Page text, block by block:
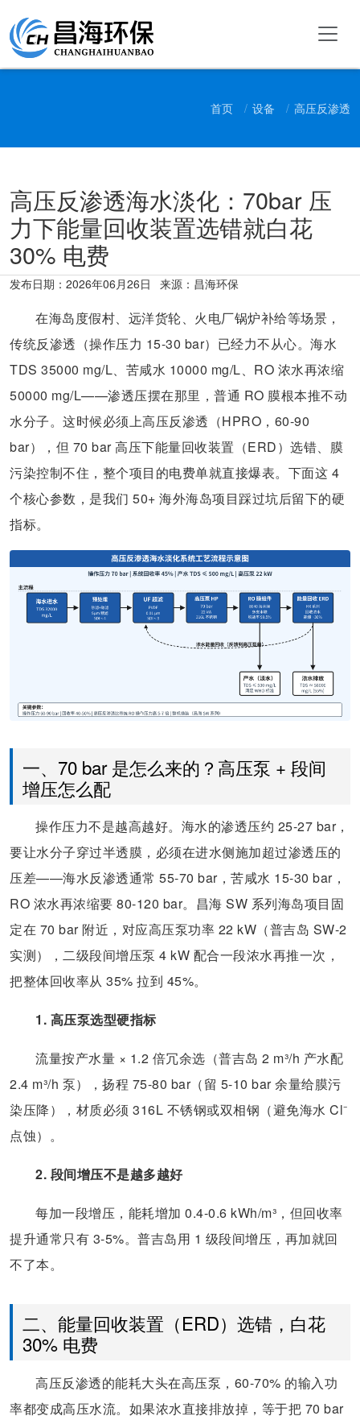
首页 设备 高压反渗透
高压反渗透海水淡化：70bar 压
力下能量回收装置选错就白花
30% 电费
发布日期： 2026年06月26日 来源：昌海环保
在海岛度假村、远洋货轮、火电厂锅炉补给等场景，
传统反渗透（操作压力 15-30 bar）已经力不从心。海水
TDS 35000 mg/L、苦咸水 10000 mg/L、RO 浓水再浓缩
50000 mg/L——渗透压摆在那里，普通 RO 膜根本推不动
水分子。这时候必须上高压反渗透（HPRO，60-90
bar），但 70 bar 高压下能量回收装置（ERD）选错、膜
污染控制不住，整个项目的电费单就直接爆表。下面这 4
个核心参数，是我们 50+ 海外海岛项目踩过坑后留下的硬
指标。
一、70 bar 是怎么来的？高压泵 + 段间
增压怎么配
操作压力不是越高越好。海水的渗透压约 25-27 bar，
要让水分子穿过半透膜，必须在进水侧施加超过渗透压的
压差——海水反渗透通常 55-70 bar，苦咸水 15-30 bar，
RO 浓水再浓缩要 80-120 bar。昌海 SW 系列海岛项目固
定在 70 bar 附近，对应高压泵功率 22 kW（普吉岛 SW-2
实测），二级段间增压泵 4 kW 配合一段浓水再推一次，
把整体回收率从 35% 拉到 45%。
1. 高压泵选型硬指标
流量按产水量 × 1.2 倍冗余选（普吉岛 2 m³/h 产水配
2.4 m³/h 泵），扬程 75-80 bar（留 5-10 bar 余量给膜污
染压降），材质必须 316L 不锈钢或双相钢（避免海水 Cl⁻
点蚀）。
2. 段间增压不是越多越好
每加一段增压，能耗增加 0.4-0.6 kWh/m³，但回收率
提升通常只有 3-5%。普吉岛用 1 级段间增压，再加就回
不了本。
二、能量回收装置（ERD）选错，白花
30% 电费
高压反渗透的能耗大头在高压泵，60-70% 的输入功
率都变成高压水流。如果浓水直接排放掉，等于把 70 bar